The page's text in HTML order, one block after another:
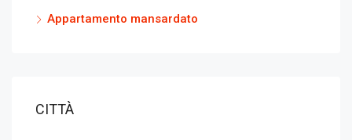
Appartamento mansardato
CITTÀ